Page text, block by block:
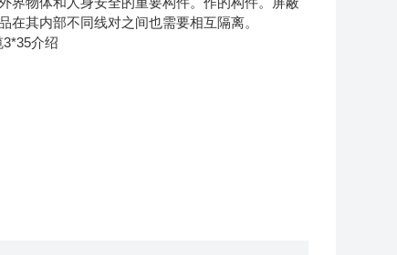
其内部不同线对之间也需要相互隔离。